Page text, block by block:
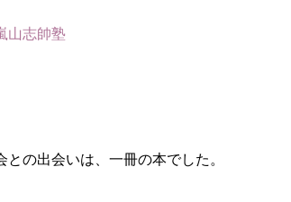
山志帥塾
の出会いは、一冊の本でした。